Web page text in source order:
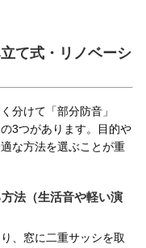
て式・リノベーシ
分けて「部分防音」
3つがあります。目的や
な方法を選ぶことが重
法（生活音や軽い演
、窓に二重サッシを取